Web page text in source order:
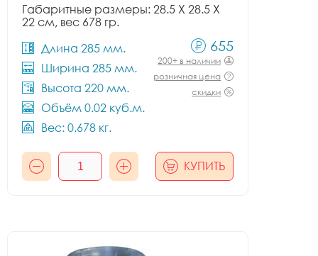
Габаритные размеры: 28.5 X 28.5 X
22 см, вес 678 гр.
Длина 285 мм.
Ширина 285 мм.
Высота 220 мм.
Объём 0.02 куб.м.
Вес: 0.678 кг.
655
200+ в наличии
розничная цена
скидки
КУПИТЬ